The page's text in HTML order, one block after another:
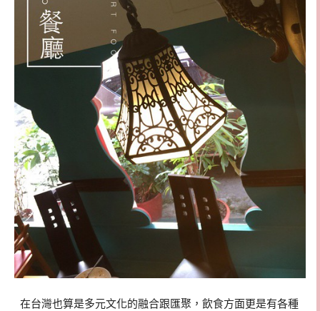
在台灣也算是多元文化的融合跟匯聚，飲食方面更是有各種